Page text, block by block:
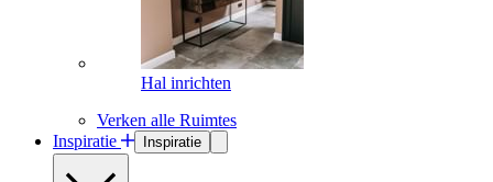
Hal inrichten
Verken alle Ruimtes
Inspiratie
Inspiratie